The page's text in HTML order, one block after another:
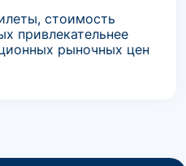
стоимость
привлекательнее
рыночных цен